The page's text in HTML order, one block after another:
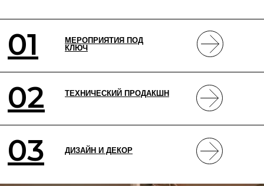
ДИЗАЙН И ДЕКОР
03
02 ТЕХНИЧЕСКИЙ ПРОДАКШН
МЕРОПРИЯТИЯ ПОД
КЛЮЧ
01